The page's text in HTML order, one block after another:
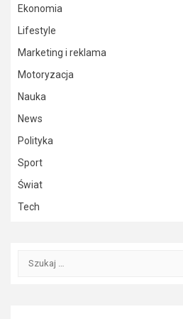
Ekonomia
Lifestyle
Marketing i reklama
Motoryzacja
Nauka
News
Polityka
Sport
Świat
Tech
Szukaj: